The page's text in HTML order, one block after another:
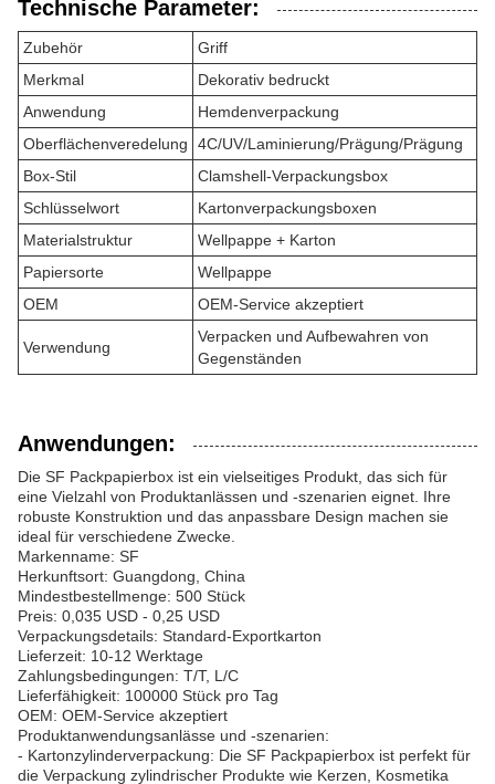
Technische Parameter:
Zubehör
Griff
Merkmal
Dekorativ bedruckt
Anwendung
Hemdenverpackung
Oberflächenveredelung
4C/UV/Laminierung/Prägung/Prägung
Box-Stil
Clamshell-Verpackungsbox
Schlüsselwort
Kartonverpackungsboxen
Materialstruktur
Wellpappe + Karton
Papiersorte
Wellpappe
OEM
OEM-Service akzeptiert
Verwendung
Verpacken und Aufbewahren von
Gegenständen
Anwendungen:
Die SF Packpapierbox ist ein vielseitiges Produkt, das sich für
eine Vielzahl von Produktanlässen und -szenarien eignet. Ihre
robuste Konstruktion und das anpassbare Design machen sie
ideal für verschiedene Zwecke.
Markenname: SF
Herkunftsort: Guangdong, China
Mindestbestellmenge: 500 Stück
Preis: 0,035 USD - 0,25 USD
Verpackungsdetails: Standard-Exportkarton
Lieferzeit: 10-12 Werktage
Zahlungsbedingungen: T/T, L/C
Lieferfähigkeit: 100000 Stück pro Tag
OEM: OEM-Service akzeptiert
Produktanwendungsanlässe und -szenarien:
- Kartonzylinderverpackung: Die SF Packpapierbox ist perfekt für
die Verpackung zylindrischer Produkte wie Kerzen, Kosmetika